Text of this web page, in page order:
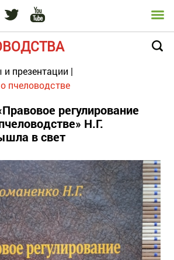
презентации |
пчеловодстве
регулирование
Н.Г.
в свет